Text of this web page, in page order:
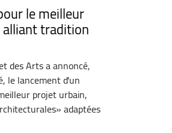
le meilleur
tradition
des Arts a annoncé,
le lancement d'un
projet urbain,
adaptées